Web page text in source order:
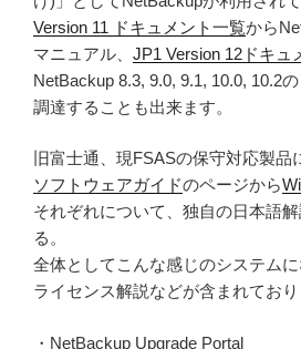
Version 11 ドキュメント一覧から
マニュアル、 JP1 Version 12ドキュ
NetBackup 8.3, 9.0, 9.1, 10.0, 10.2
調達することも出来ます。
旧富士通、現FSASの保守対応製品
ソフトウェアガイドのページから
それぞれについて、独自の日本語
る。
全体としてこんな感じのシステム
ライセンス解説などが含まれてお
・NetBackup Upgrade Portal